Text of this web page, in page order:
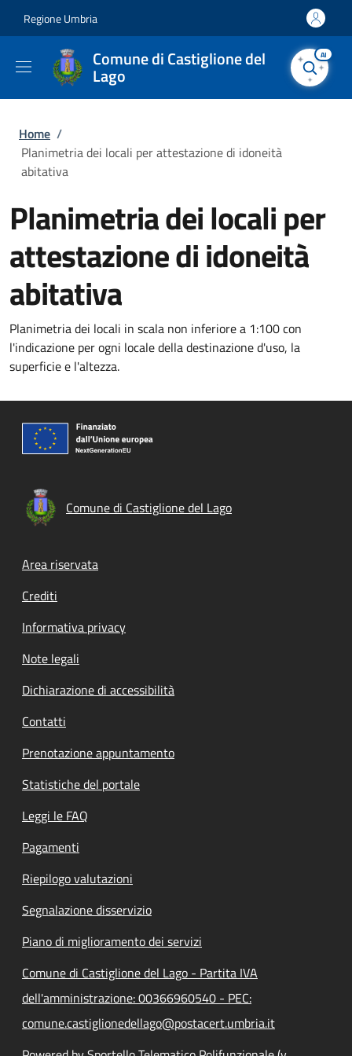
Regione Umbria
Comune di Castiglione del
Lago
AI
Briciole di pane
Home /
Planimetria dei locali per attestazione di idoneità
abitativa
Planimetria dei locali per
attestazione di idoneità
abitativa
Planimetria dei locali in scala non inferiore a 1:100 con
l'indicazione per ogni locale della destinazione d'uso, la
superficie e l'altezza.
Comune di Castiglione del Lago
Footer menu
Area riservata
Crediti
Informativa privacy
Note legali
Dichiarazione di accessibilità
Contatti
Prenotazione appuntamento
Statistiche del portale
Leggi le FAQ
Pagamenti
Riepilogo valutazioni
Segnalazione disservizio
Piano di miglioramento dei servizi
Comune di Castiglione del Lago - Partita IVA
dell'amministrazione: 00366960540 - PEC:
comune.castiglionedellago@postacert.umbria.it